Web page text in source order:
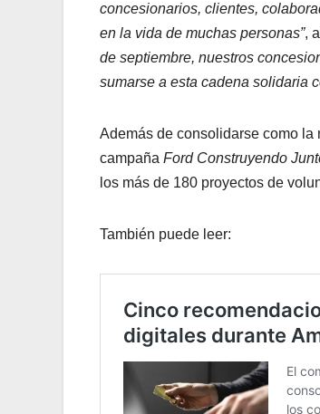
concesionarios, clientes,
en la vida de muchas personas”,
de septiembre, nuestros
sumarse a esta cadena solidaria
Además de consolidarse como
campaña Ford Construyendo
los más de 180 proyectos de
También puede leer: